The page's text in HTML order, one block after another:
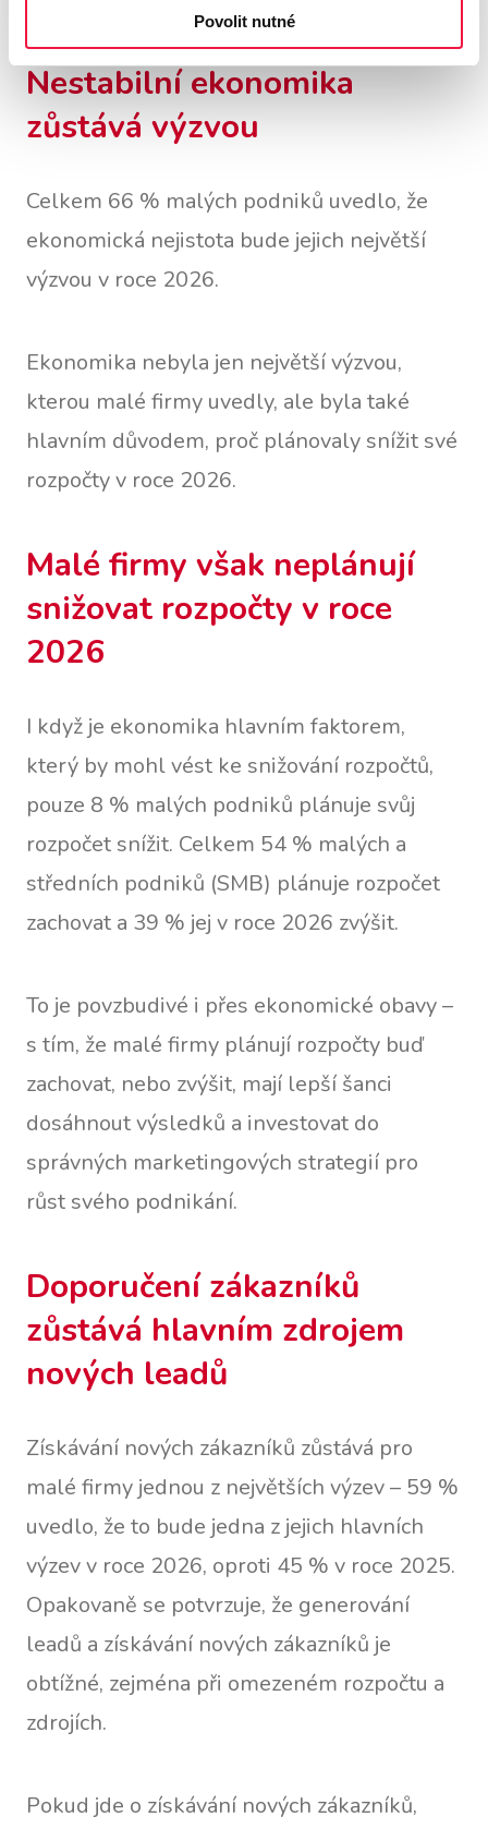
Povolit nutné
Nestabilní ekonomika
zůstává výzvou
Celkem 66 % malých podniků uvedlo, že
ekonomická nejistota bude jejich největší
výzvou v roce 2026.
Ekonomika nebyla jen největší výzvou,
kterou malé firmy uvedly, ale byla také
hlavním důvodem, proč plánovaly snížit své
rozpočty v roce 2026.
Malé firmy však neplánují
snižovat rozpočty v roce
2026
I když je ekonomika hlavním faktorem,
který by mohl vést ke snižování rozpočtů,
pouze 8 % malých podniků plánuje svůj
rozpočet snížit. Celkem 54 % malých a
středních podniků (SMB) plánuje rozpočet
zachovat a 39 % jej v roce 2026 zvýšit.
To je povzbudivé i přes ekonomické obavy –
s tím, že malé firmy plánují rozpočty buď
zachovat, nebo zvýšit, mají lepší šanci
dosáhnout výsledků a investovat do
správných marketingových strategií pro
růst svého podnikání.
Doporučení zákazníků
zůstává hlavním zdrojem
nových leadů
Získávání nových zákazníků zůstává pro
malé firmy jednou z největších výzev – 59 %
uvedlo, že to bude jedna z jejich hlavních
výzev v roce 2026, oproti 45 % v roce 2025.
Opakovaně se potvrzuje, že generování
leadů a získávání nových zákazníků je
obtížné, zejména při omezeném rozpočtu a
zdrojích.
Pokud jde o získávání nových zákazníků,